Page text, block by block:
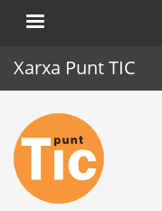
Xarxa Punt TIC
Inici
Punt TIC
Actualitat